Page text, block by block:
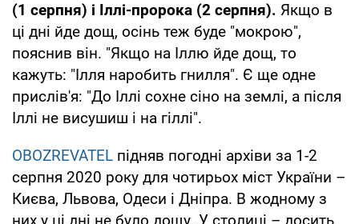
(1 серпня) і Іллі-пророка (2 серпня). Якщо в
ці дні йде дощ, осінь теж буде "мокрою",
пояснив він. "Якщо на Іллю йде дощ, то
кажуть: "Ілля наробить гнилля". Є ще одне
прислів'я: "До Іллі сохне сіно на землі, а після
Іллі не висушиш і на гіллі".
OBOZREVATEL підняв погодні архіви за 1-2
серпня 2020 року для чотирьох міст України –
Києва, Львова, Одеси і Дніпра. В жодному з